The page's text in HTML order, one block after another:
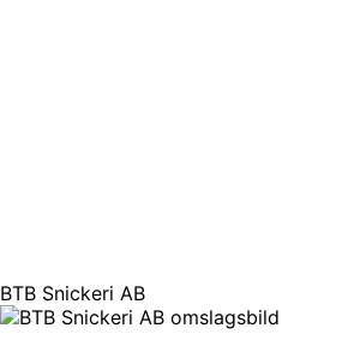
BTB Snickeri AB